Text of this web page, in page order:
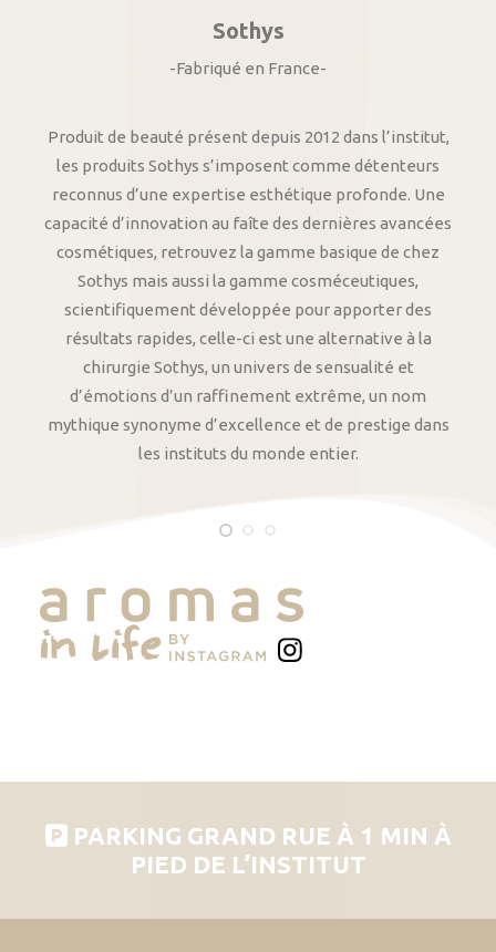
Sothys
-Fabriqué en France-
Produit de beauté présent depuis 2012 dans l’institut,
les produits Sothys s’imposent comme détenteurs
reconnus d’une expertise esthétique profonde. Une
capacité d’innovation au faîte des dernières avancées
cosmétiques, retrouvez la gamme basique de chez
Sothys mais aussi la gamme cosméceutiques,
scientifiquement développée pour apporter des
résultats rapides, celle-ci est une alternative à la
chirurgie Sothys, un univers de sensualité et
d’émotions d’un raffinement extrême, un nom
mythique synonyme d’excellence et de prestige dans
les instituts du monde entier.
PARKING GRAND RUE À 1 MIN À
PIED DE L’INSTITUT